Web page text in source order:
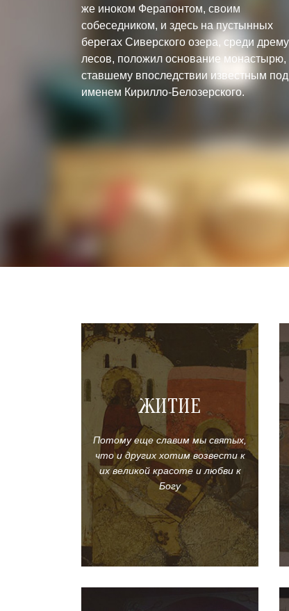
же иноком Ферапонтом, своим
собеседником, и здесь на пустынных
берегах Сиверского озера, среди
лесов, положил основание монастырю,
ставшему впоследствии известным под
именем Кирилло-Белозерского.
ЖИТИЕ
Потому еще славим мы святых,
что и других хотим возвести к
их великой красоте и любви к
Богу